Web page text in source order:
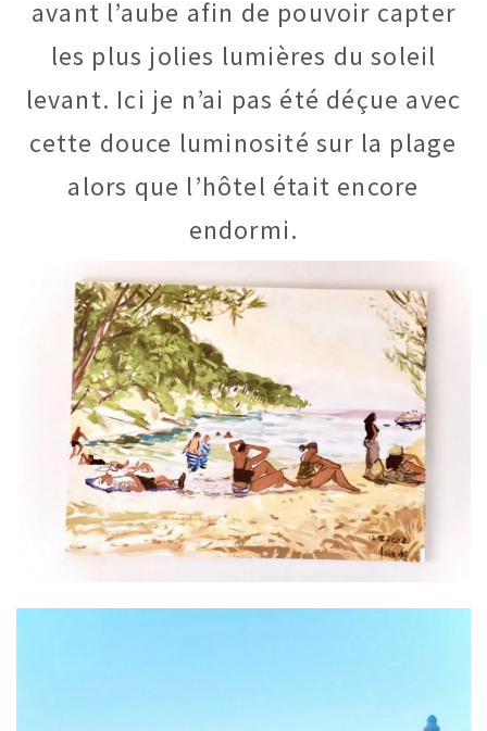
avant l’aube afin de pouvoir capter
les plus jolies lumières du soleil
levant. Ici je n’ai pas été déçue avec
cette douce luminosité sur la plage
alors que l’hôtel était encore
endormi.